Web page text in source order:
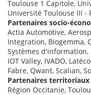
Toulouse 1 Capitole,
Université Toulouse III -
Partenaires socio-
Actia Automotive,
Integration, Biogemma,
Systèmes d'information,
IOT Valley, IVADO,
Fabre, Qwant, Scalian,
Partenaires territoriaux
Région Occitanie,